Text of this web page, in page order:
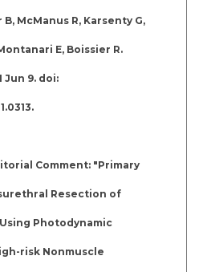
McManus R, Karsenty G,
E, Boissier R.
Jun 9. doi:
Comment: "Primary
Resection of
Photodynamic
risk Nonmuscle